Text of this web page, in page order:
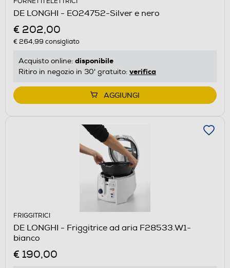
DE LONGHI - EO24752-Silver e nero
€ 202,00
€ 264,99 consigliato
Acquisto online: disponibile
Ritiro in negozio in 30' gratuito: verifica
AGGIUNGI
FRIGGITRICI
DE LONGHI - Friggitrice ad aria F28533.W1-
bianco
€ 190,00